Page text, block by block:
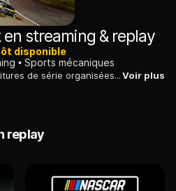
en streaming & replay
disponible
Sports mécaniques
Découvrez les courses de voitures de série organisées par la National Association for Stock Car Auto Racing (NASCAR), les très populaires courses automobiles de stock-car se déroulant aux États-Unis.Voir plus
replay